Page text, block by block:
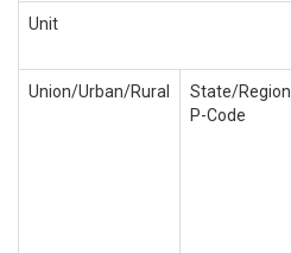
Unit
Union/Urban/Rural
State/Region
P-Code